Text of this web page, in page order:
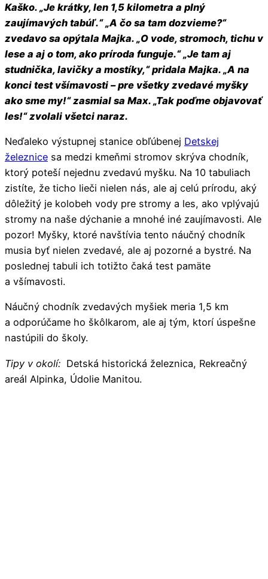
Kaško. „Je krátky, len 1,5 kilometra a plný
zaujímavých tabúľ.“ „A čo sa tam dozvieme?“
zvedavo sa opýtala Majka. „O vode, stromoch, tichu v
lese a aj o tom, ako príroda funguje.“ „Je tam aj
studnička, lavičky a mostíky,“ pridala Majka. „A na
konci test všímavosti – pre všetky zvedavé myšky
ako sme my!“ zasmial sa Max. „Tak poďme objavovať
les!“ zvolali všetci naraz.
Neďaleko výstupnej stanice obľúbenej Detskej
železnice sa medzi kmeňmi stromov skrýva chodník,
ktorý poteší nejednu zvedavú myšku. Na 10 tabuliach
zistíte, že ticho lieči nielen nás, ale aj celú prírodu, aký
dôležitý je kolobeh vody pre stromy a les, ako vplývajú
stromy na naše dýchanie a mnohé iné zaujímavosti. Ale
pozor! Myšky, ktoré navštívia tento náučný chodník
musia byť nielen zvedavé, ale aj pozorné a bystré. Na
poslednej tabuli ich totižto čaká test pamäte
a všímavosti.
Náučný chodník zvedavých myšiek meria 1,5 km
a odporúčame ho škôlkarom, ale aj tým, ktorí úspešne
nastúpili do školy.
Tipy v okolí: Detská historická železnica, Rekreačný
areál Alpinka, Údolie Manitou.